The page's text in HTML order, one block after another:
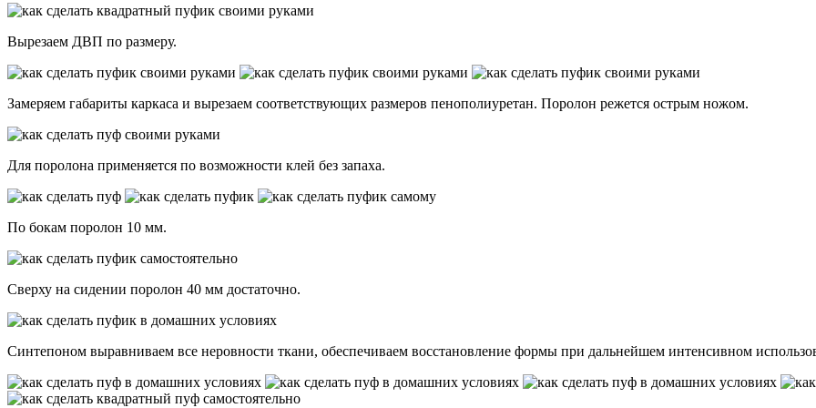
Вырезаем ДВП по размеру.
Замеряем габариты каркаса и вырезаем соответствующих размеров пенополиуретан. Поролон режется острым ножом.
Для поролона применяется по возможности клей без запаха.
По бокам поролон 10 мм.
Сверху на сидении поролон 40 мм достаточно.
Синтепоном выравниваем все неровности ткани, обеспечиваем восстановление формы при дальнейшем интенсивном